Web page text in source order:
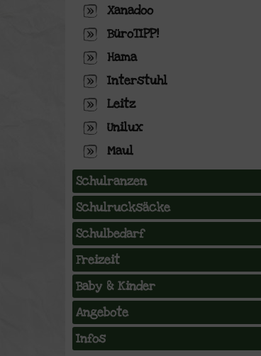
Xanadoo
BüroTIPP!
Hama
Interstuhl
Leitz
Unilux
Maul
Schulranzen
Schulrucksäcke
Schulbedarf
Freizeit
Baby & Kinder
Angebote
Infos